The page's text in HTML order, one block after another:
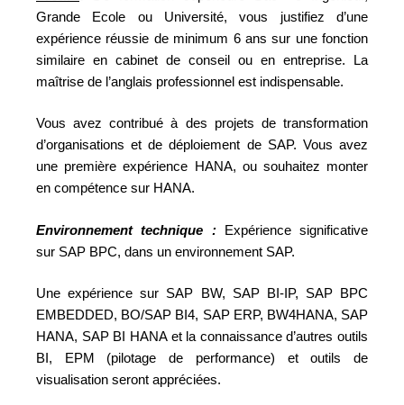
Grande Ecole ou Université, vous justifiez d’une
expérience réussie de minimum 6 ans sur une fonction
similaire en cabinet de conseil ou en entreprise. La
maîtrise de l’anglais professionnel est indispensable.
Vous avez contribué à des projets de transformation
d’organisations et de déploiement de SAP. Vous avez
une première expérience HANA, ou souhaitez monter
en compétence sur HANA.
Environnement technique : Expérience significative
sur SAP BPC, dans un environnement SAP.
Une expérience sur SAP BW, SAP BI-IP, SAP BPC
EMBEDDED, BO/SAP BI4, SAP ERP, BW4HANA, SAP
HANA, SAP BI HANA et la connaissance d’autres outils
BI, EPM (pilotage de performance) et outils de
visualisation seront appréciées.